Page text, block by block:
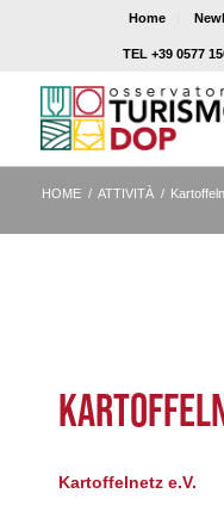
Home
TEL +39 0577
HOME / ATTIVITÀ /
Kartoffelnetz e.V.